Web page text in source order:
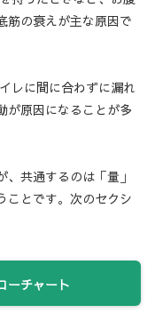
筋の衰えが主な原因で
レに間に合わずに漏れ
が原因になることが多
共通するのは「量」
ことです。次のセクシ
ーチャート